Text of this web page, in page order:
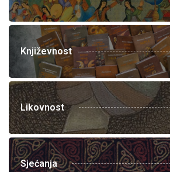
Književnost
Likovnost
Sjećanja